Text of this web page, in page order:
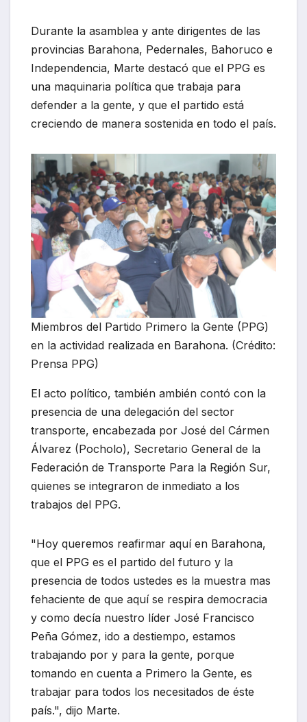
Durante la asamblea y ante dirigentes de las
provincias Barahona, Pedernales, Bahoruco e
Independencia, Marte destacó que el PPG es
una maquinaria política que trabaja para
defender a la gente, y que el partido está
creciendo de manera sostenida en todo el país.
Miembros del Partido Primero la Gente (PPG)
en la actividad realizada en Barahona. (Crédito:
Prensa PPG)
El acto político, también ambién contó con la
presencia de una delegación del sector
transporte, encabezada por José del Cármen
Álvarez (Pocholo), Secretario General de la
Federación de Transporte Para la Región Sur,
quienes se integraron de inmediato a los
trabajos del PPG.
"Hoy queremos reafirmar aquí en Barahona,
que el PPG es el partido del futuro y la
presencia de todos ustedes es la muestra mas
fehaciente de que aquí se respira democracia
y como decía nuestro líder José Francisco
Peña Gómez, ido a destiempo, estamos
trabajando por y para la gente, porque
tomando en cuenta a Primero la Gente, es
trabajar para todos los necesitados de éste
país.", dijo Marte.